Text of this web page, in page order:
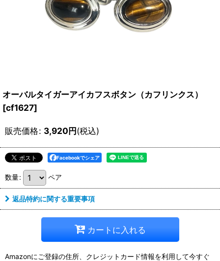
オーバルタイガーアイカフスボタン（カフリンクス）
[cf1627]
販売価格: 3,920円(税込)
Facebookでシェア
数量: ペア
返品特約に関する重要事項
カートに入れる
Amazonにご登録の住所、クレジットカード情報を利用して今すぐ